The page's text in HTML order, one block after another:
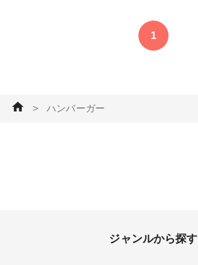
1
＞ ハンバーガー
ジャンルから探す